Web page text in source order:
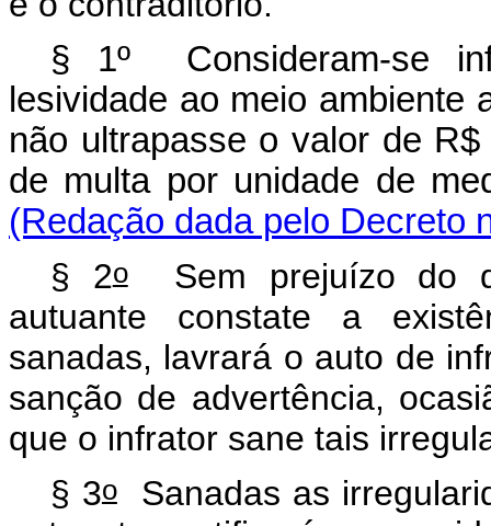
§ 1º Consideram-se
lesividade ao meio ambiente
não ultrapasse o valor de
de multa por unidade de
(Redação dada pelo Decreto
§ 2oSem prejuízo do
autuante constate a
sanadas, lavrará o auto de
sanção de advertência,
que o infrator sane tais
§ 3oSanadas as